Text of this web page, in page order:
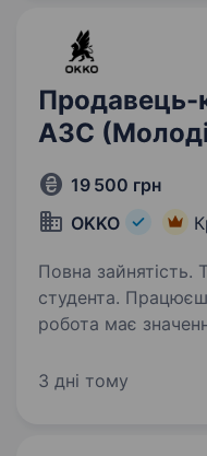
Продавець-
АЗС
19 500 грн
OKKO
Повна зайнятість.
студента. Працюєш ти — працює країна. Твоя
робота має
разом! Шукаємо
3 дні тому